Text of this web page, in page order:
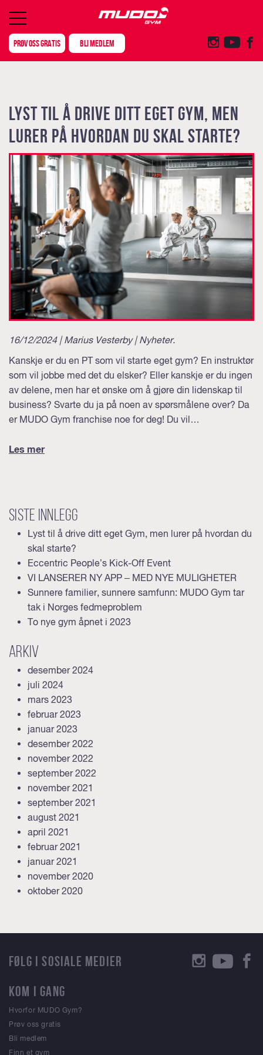
PRØV OSS GRATIS BLI MEDLEM
Lyst til å drive ditt eget Gym, men
lurer på hvordan du skal starte?
16/12/2024 | Marius Vesterby |Nyheter.
Kanskje er du en PT som vil starte eget gym? En instruktør
som vil jobbe med det du elsker? Eller kanskje er du ingen
av delene, men har et ønske om å gjøre din lidenskap til
business? Svarte du ja på noen av spørsmålene over? Da
er MUDO Gym franchise noe for deg! Du vil…
Les mer
Siste innlegg
Lyst til å drive ditt eget Gym, men lurer på hvordan du
skal starte?
Eccentric People’s Kick-Off Event
VI LANSERER NY APP – MED NYE MULIGHETER
Sunnere familier, sunnere samfunn: MUDO Gym tar
tak i Norges fedmeproblem
To nye gym åpnet i 2023
Arkiv
desember 2024
juli 2024
mars 2023
februar 2023
januar 2023
desember 2022
november 2022
september 2022
november 2021
september 2021
august 2021
april 2021
februar 2021
januar 2021
november 2020
oktober 2020
KOM I GANG
Hvorfor MUDO Gym?
Prøv oss gratis
Bli medlem
Finn et gym
FØLG I SOSIALE MEDIER